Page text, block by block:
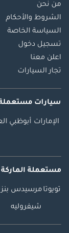
من نحن
الشروط والأحكام
السياسة الخاصة
تسجيل دخول
اعلن معنا
تجار السيارات
سيارات
الإمارات أبوظبي
مستعملة
تويوتا مرسيدس بنز
شيفروليه